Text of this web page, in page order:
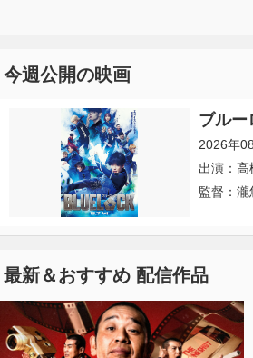
今週公開の映画
ブルー
2026年
出演：高
監督：瀧
最新＆おすすめ 配信作品